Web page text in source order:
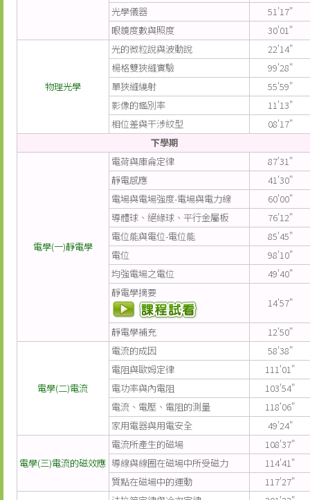
光學儀器
51'17"
眼鏡度數與照度
30'01"
物理光學
光的微粒說與波動說
22'14"
楊格雙狹縫實驗
99'28"
單狹縫繞射
55'59"
影像的鑑別率
11'13"
相位差與干涉紋型
08'17"
下學期
電學(一)靜電學
電荷與庫侖定律
87'31"
靜電感應
41'30"
電場與電場強度-電場與電力線
60'00"
導體球、絕緣球、平行金屬板
76'12"
電位能與電位-電位能
85'45"
電位
98'10"
均強電場之電位
49'40"
靜電學摘要
14'57"
靜電學補充 12'50"
電學(二)電流
電流的成因
58'38"
電阻與歐姆定律
111'01"
電功率與內電阻
103'54"
電流、電壓、電阻的測量
118'06"
家用電器與用電安全
49'24"
電學(三)電流的磁效應
電流所產生的磁場
108'37"
導線與線圈在磁場中所受磁力
114'41"
質點在磁場中的運動
117'27"